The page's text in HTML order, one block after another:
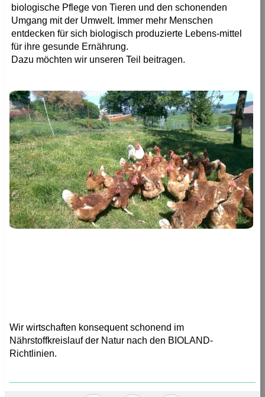
biologische Pflege von Tieren und den schonenden
Umgang mit der Umwelt. Immer mehr Menschen
entdecken für sich biologisch produzierte Lebens-mittel
für ihre gesunde Ernährung.
Dazu möchten wir unseren Teil beitragen.
Wir wirtschaften konsequent schonend im
Nährstoffkreislauf der Natur nach den BIOLAND-
Richtlinien.